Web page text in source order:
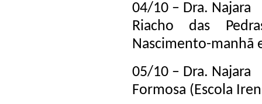
04/10 – Dra. Najara
Riacho das
Nascimento-manhã
05/10 – Dra. Najara
Formosa (Escola